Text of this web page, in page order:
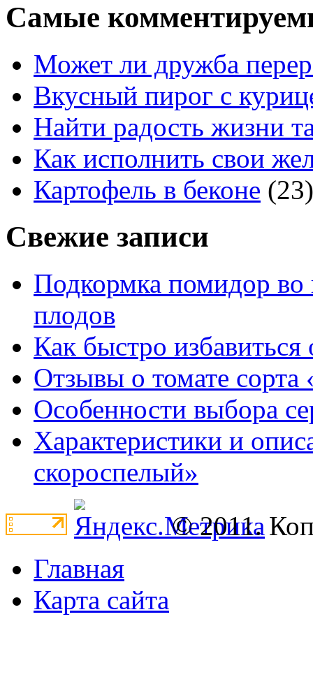
Самые
Может ли дружба
Вкусный пирог с
Найти радость жизни
Как исполнить свои
Картофель в беконе (23)
Свежие записи
Подкормка помидор во
плодов
Как быстро избавиться
Отзывы о томате сорта
Особенности выбора
Характеристики и
скороспелый»
© 2011.
Главная
Карта сайта